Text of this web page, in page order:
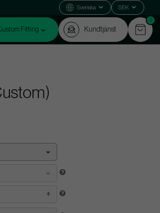
Svenska SEK
Fitting Kundtjänst
0